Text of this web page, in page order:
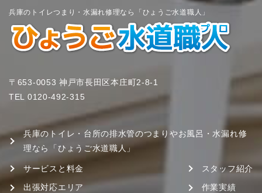
兵庫のトイレつまり・水漏れ修理なら「ひょうご水道職人」
〒653-0053 神戸市長田区本庄町2-8-1
TEL 0120-492-315
兵庫のトイレ・台所の排水管のつまりやお風呂・水漏れ修
理なら「ひょうご水道職人」
サービスと料金
出張対応エリア
スタッフ紹介
作業実績